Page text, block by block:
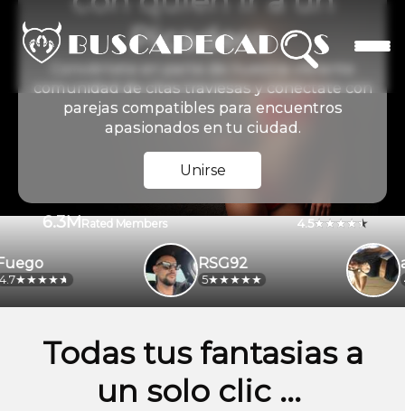
Picadero
Conviértete en parte de nuestra vibrante
comunidad de citas traviesas y conéctate con
parejas compatibles para encuentros
apasionados en tu ciudad.
Unirse
6.3MRated Members 4.5
4.2
RSG92
5
Todas tus fantasias a
un solo clic ...